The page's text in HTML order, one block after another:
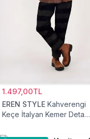
1.497,00TL
EREN STYLE Kahverengi
Keçe İtalyan Kemer Detaylı